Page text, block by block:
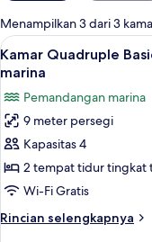
untuk
kamar
Menampilkan 3 dari 3
Lihat
semua
untuk
Kamar
Quadruple
Basic,
Bebas
Asap
Rokok,
2
Kamar Quadruple
marina
Pemandangan marina
9 meter persegi
Kapasitas 4
2 tempat tidur tingkat
Wi-Fi Gratis
Rincian selengkapnya
Rincian